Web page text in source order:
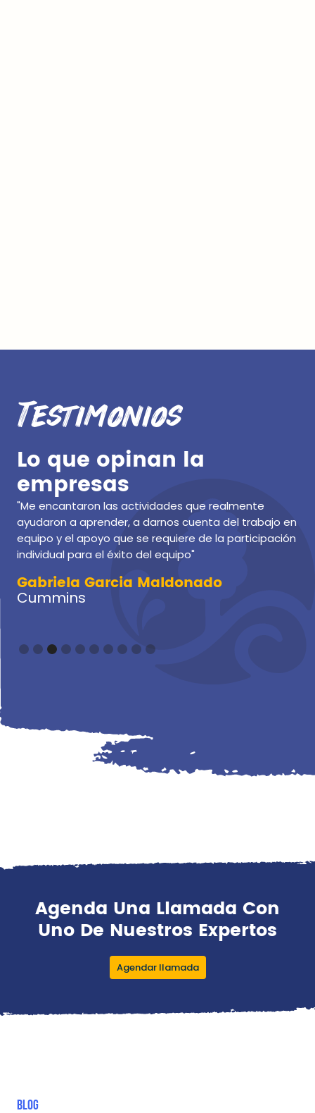
Testimonios
Lo que opinan la
empresas
"Me encantaron las actividades que realmente
ayudaron a aprender, a darnos cuenta del trabajo en
equipo y el apoyo que se requiere de la participación
individual para el éxito del equipo"
Gabriela Garcia Maldonado
Cummins
Slide 3 of 10.
Agenda Una Llamada Con
Uno De Nuestros Expertos
Agendar llamada
BLOG